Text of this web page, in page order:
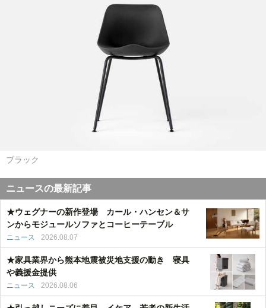
ブラック
ニュースの最新記事
★ウェグナーの新作登場 カール・ハンセン＆サ
ンからモジュールソファとコーヒーテーブル
ニュース 2026.08.07
★家具業界から熊本地震被災地支援の動き 寝具
や義援金提供
ニュース 2026.08.06